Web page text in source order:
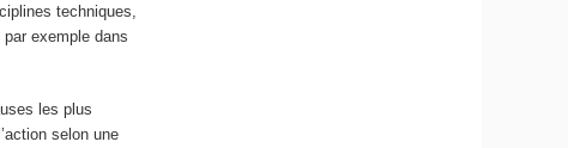
techniques,
exemple dans
les plus
selon une